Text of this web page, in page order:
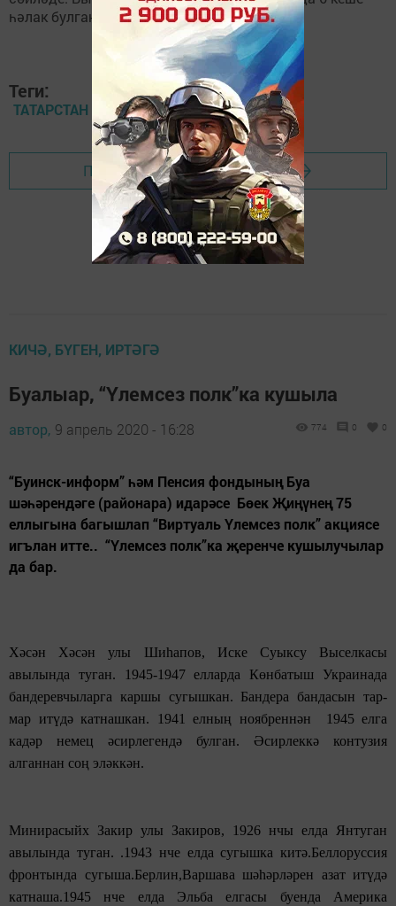
һәлак булган.
Теги:
ТАТАРСТАН
Перейти на страницу новости
КИЧӘ, БҮГЕН, ИРТӘГӘ
Буалыар, “Үлемсез полк”ка кушыла
автор, 9 апрель 2020 - 16:28 774 0 0
“Буинск-информ” һәм Пенсия фондының Буа
шәһәрендәге (районара) идарәсе Бөек Җиңүнең 75
еллыгына багышлап “Виртуаль Үлемсез полк” акциясе
игълан итте.. “Үлемсез полк”ка җеренче кушылучылар
да бар.
Хәсән Хәсән улы Шиһапов, Иске Суыксу Выселкасы
авылында туган. 1945-1947 елларда Көнбатыш Украинада
бандеревчыларга каршы сугышкан. Бандера бандасын тар-
мар итүдә катнашкан. 1941 елның ноябреннән 1945 елга
кадәр немец әсирлегендә булган. Әсирлеккә контузия
алганнан соң эләккән.
Минирасыйх Закир улы Закиров, 1926 нчы елда Янтуган
авылында туган. .1943 нче елда сугышка китә.Беллоруссия
фронтында сугыша.Берлин,Варшава шәһәрләрен азат итүдә
катнаша.1945 нче елда Эльба елгасы буенда Америка